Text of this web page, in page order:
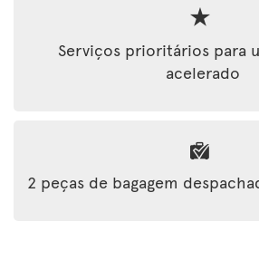
Serviços prioritários para
acelerado
2 peças de bagagem